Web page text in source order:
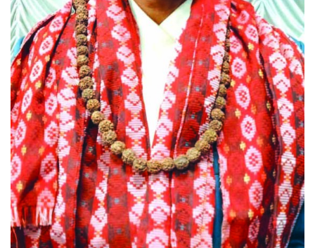
‘आइतबारको अफिस’ को परिचर्चा सम्पन्न
अर्जुन चन्द्रको ‘संवेदनाका प्रतिध्वनि’
मुक्तकसङ्ग्रह लोकार्पण